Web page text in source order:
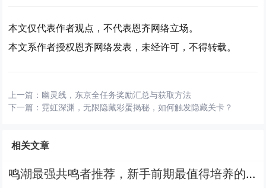
本文仅代表作者观点，不代表恩齐网络立场。
本文系作者授权恩齐网络发表，未经许可，不得转载。
上一篇： 幽灵线，东京全任务奖励汇总与获取方法
下一篇： 霓虹深渊，无限隐藏彩蛋揭秘，如何触发隐藏关卡？
相关文章
鸣潮最强共鸣者推荐，新手前期最值得培养的角色